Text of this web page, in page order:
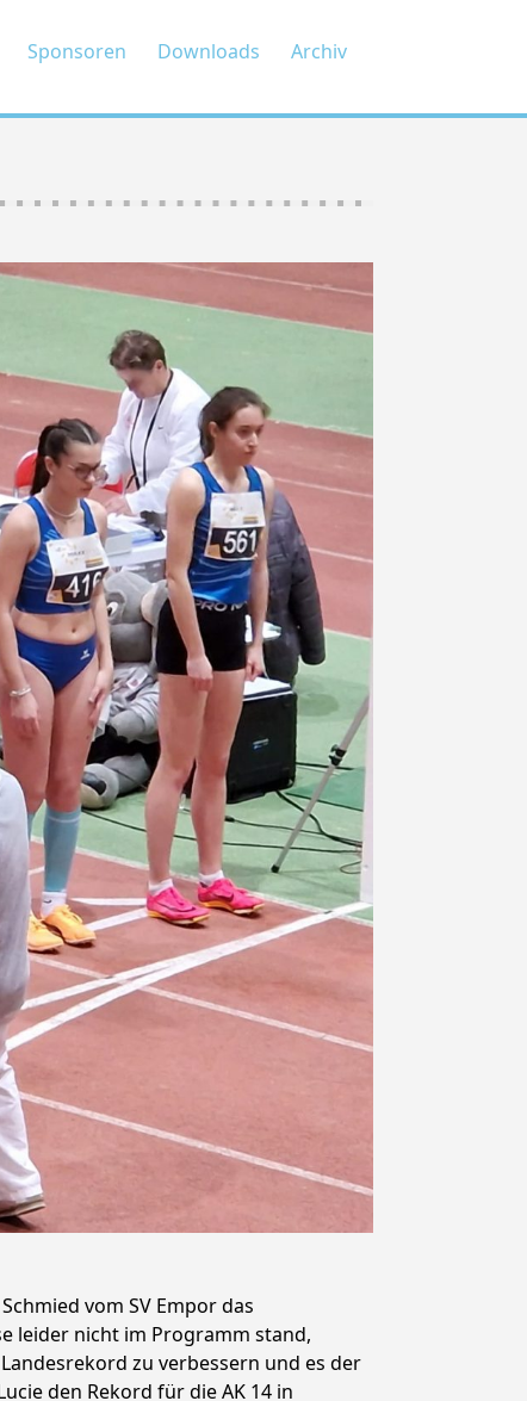
Sponsoren Downloads Archiv
vom SV Empor das
leider nicht im Programm stand,
zu verbessern und es der
den Rekord für die AK 14 in